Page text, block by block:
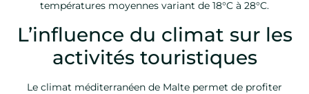
températures moyennes variant de 18°C à 28°C.
L’influence du climat sur les
activités touristiques
Le climat méditerranéen de Malte permet de profiter